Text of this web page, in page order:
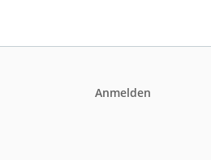
Anmelden